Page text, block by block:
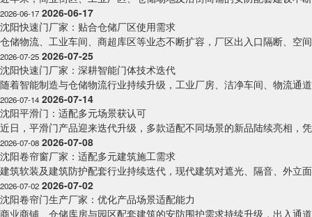
2026-06-17 2026-06-17
沈阳快速门厂家：贴合仓储厂区使用需求
仓储物流、工业车间、商超库区等业态不断扩容，厂区出入口隔断、空
2026-07-25 2026-07-25
沈阳快速门厂家：深耕智能门体技术迭代
随着智能制造与仓储物流行业持续升级，工业厂房、洁净车间、物流通
2026-07-14 2026-07-14
沈阳平滑门：适配多元场景获认可
近日，平滑门产品迎来迭代升级，多款适配不同场景的新品陆续亮相，
2026-07-08 2026-07-08
沈阳卷帘窗厂家：适配多元建筑施工需求
建筑软装及建筑防护配套行业持续迭代，现代建筑对遮光、隔音、外立
2026-07-02 2026-07-02
沈阳卷帘门生产厂家：优化产品场景适配能力
商业商铺、仓储库房与园区配套建筑的安防围护需求持续升级，出入通